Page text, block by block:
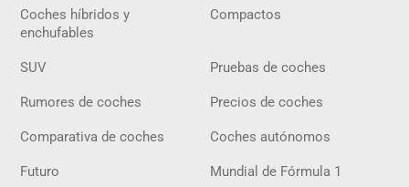
Coches híbridos y
enchufables
Compactos
SUV Pruebas de coches
Rumores de coches Precios de coches
Comparativa de coches Coches autónomos
Futuro Mundial de Fórmula 1